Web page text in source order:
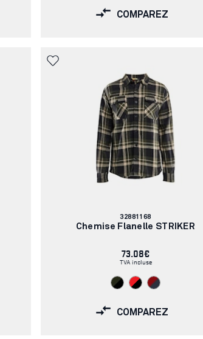
COMPAREZ
Numéro
d'article:
32881168
Chemise Flanelle STRIKER
73.08€
TVA incluse
COMPAREZ